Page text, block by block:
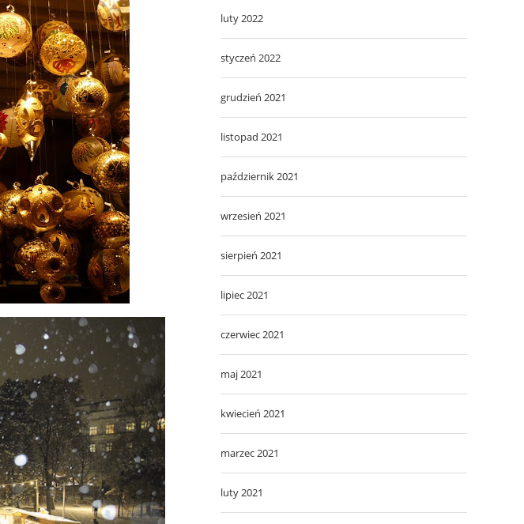
luty 2022
styczeń 2022
grudzień 2021
listopad 2021
październik 2021
wrzesień 2021
sierpień 2021
lipiec 2021
czerwiec 2021
maj 2021
kwiecień 2021
marzec 2021
luty 2021